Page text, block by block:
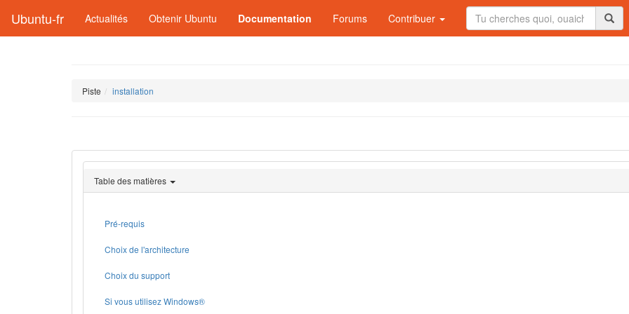
Ubuntu-fr Actualités Obtenir Ubuntu Documentation Forums Contribuer
Piste installation
Table des matières
Pré-requis
Choix de l'architecture
Choix du support
Si vous utilisez Windows®